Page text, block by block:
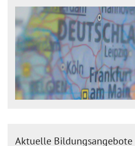
Aktuelle Bildungsangebote